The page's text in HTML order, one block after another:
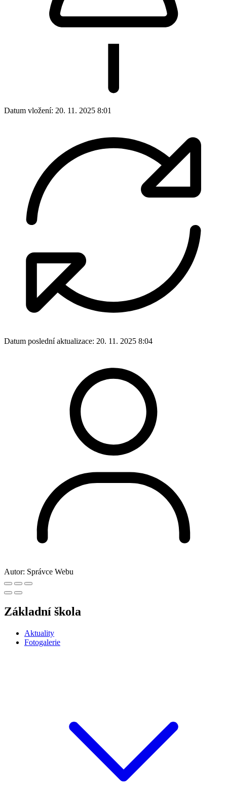
Datum vložení: 20. 11. 2025 8:01
Datum poslední aktualizace: 20. 11. 2025 8:04
Autor: Správce Webu
Základní škola
Aktuality
Fotogalerie